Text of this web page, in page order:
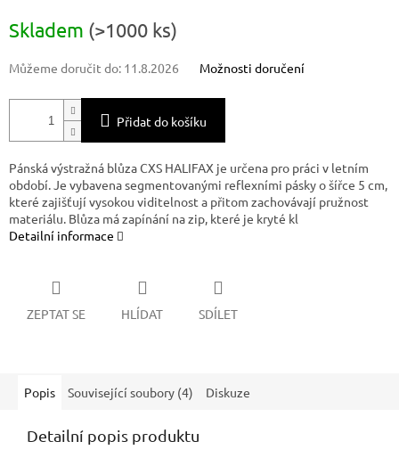
cena:
Skladem (>1000 ks)
Můžeme doručit do: 11.8.2026 Možnosti doručení
Přidat do košíku
Pánská výstražná blůza CXS HALIFAX je určena pro práci v letním
období. Je vybavena segmentovanými reflexními pásky o šířce 5 cm,
které zajišťují vysokou viditelnost a přitom zachovávají pružnost
materiálu. Blůza má zapínání na zip, které je kryté kl
Detailní informace
ZEPTAT SE HLÍDAT SDÍLET
Popis Související soubory (4) Diskuze
Detailní popis produktu